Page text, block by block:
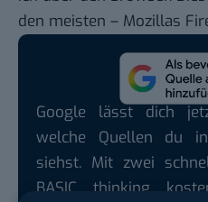
den meisten – Mozillas
Google lässt dich
welche Quellen du
siehst. Mit zwei
BASIC thinking